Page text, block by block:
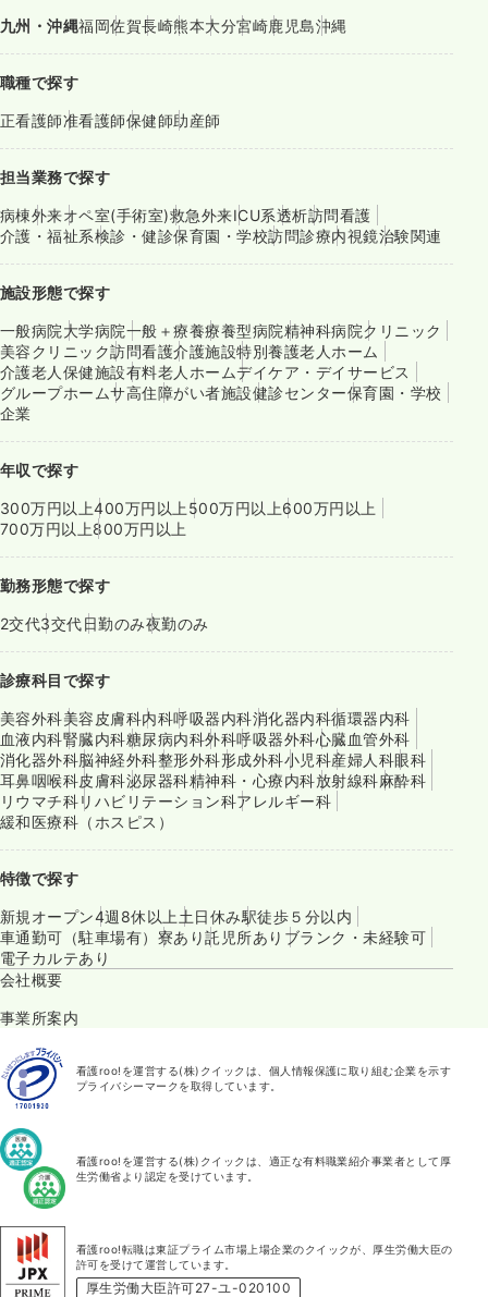
九州・沖縄福岡佐賀長崎熊本大分宮崎鹿児島沖縄
職種で探す
正看護師准看護師保健師助産師
担当業務で探す
病棟外来オペ室(手術室)救急外来ICU系透析訪問看護
介護・福祉系検診・健診保育園・学校訪問診療内視鏡治験関連
施設形態で探す
一般病院大学病院一般＋療養療養型病院精神科病院クリニック
美容クリニック訪問看護介護施設特別養護老人ホーム
介護老人保健施設有料老人ホームデイケア・デイサービス
グループホームサ高住障がい者施設健診センター保育園・学校
企業
年収で探す
300万円以上400万円以上500万円以上600万円以上
700万円以上800万円以上
勤務形態で探す
2交代3交代日勤のみ夜勤のみ
診療科目で探す
美容外科美容皮膚科内科呼吸器内科消化器内科循環器内科
血液内科腎臓内科糖尿病内科外科呼吸器外科心臓血管外科
消化器外科脳神経外科整形外科形成外科小児科産婦人科眼科
耳鼻咽喉科皮膚科泌尿器科精神科・心療内科放射線科麻酔科
リウマチ科リハビリテーション科アレルギー科
緩和医療科（ホスピス）
特徴で探す
新規オープン4週8休以上土日休み駅徒歩５分以内
車通勤可（駐車場有） 寮あり託児所あり ブランク・未経験可
電子カルテあり
会社概要
事業所案内
看護roo!を運営する(株)クイックは、個人情報保護に取り組む企業を示す
プライバシーマークを取得しています。
看護roo!を運営する(株)クイックは、適正な有料職業紹介事業者として厚
生労働省より認定を受けています。
看護roo!転職は東証プライム市場上場企業のクイックが、厚生労働大臣の
許可を受けて運営しています。
厚生労働大臣許可27-ユ-020100